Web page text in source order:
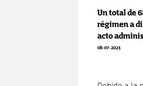
Un total de
régimen a
acto
08-07-2021